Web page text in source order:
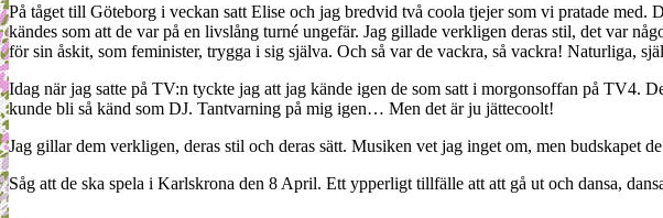
På tåget till Göteborg i veckan satt Elise och jag bredvid två coola tjejer som vi pratade
kändes som att de var på en livslång turné ungefär. Jag gillade verkligen deras stil, det var
för sin åskit, som feminister, trygga i sig själva. Och så var de vackra, så vackra! Naturliga,
Idag när jag satte på TV:n tyckte jag att jag kände igen de som satt i morgonsoffan på TV4.
kunde bli så känd som DJ. Tantvarning på mig igen… Men det är ju jättecoolt!
Jag gillar dem verkligen, deras stil och deras sätt. Musiken vet jag inget om, men budskapet
Såg att de ska spela i Karlskrona den 8 April. Ett ypperligt tillfälle att att gå ut och dansa,